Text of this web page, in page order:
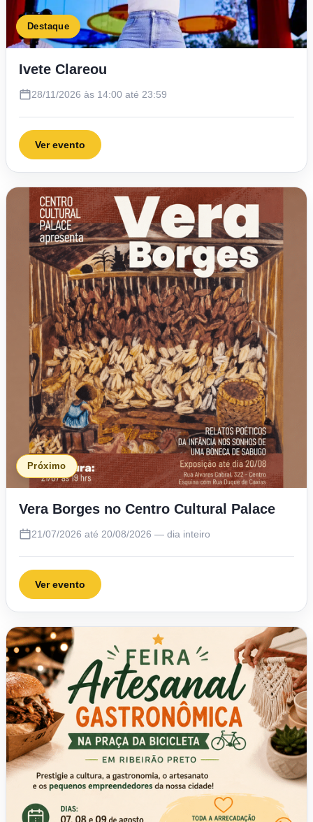
Destaque
Ivete Clareou
28/11/2026 às 14:00 até 23:59
Ver evento
Próximo
Vera Borges no Centro Cultural Palace
21/07/2026 até 20/08/2026 — dia inteiro
Ver evento